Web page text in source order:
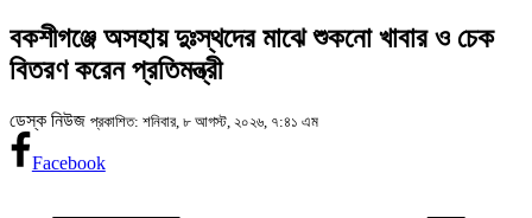
বকশীগঞ্জে অসহায় দুঃস্থদের মাঝে শুকনো খাবার ও চেক
বিতরণ করেন প্রতিমন্ত্রী
ডেস্ক নিউজ প্রকাশিত: শনিবার, ৮ আগস্ট, ২০২৬, ৭:৪১ এম
Facebook